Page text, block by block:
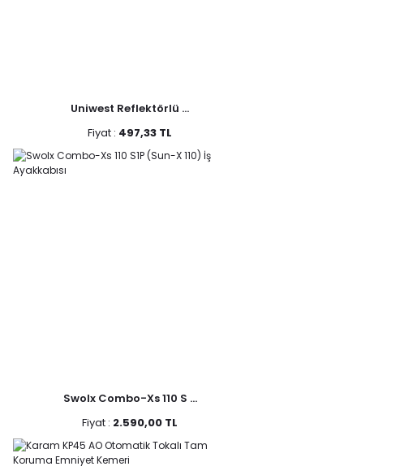
Uniwest Reflektörlü ...
Fiyat : 497,33 TL
Swolx Combo-Xs 110 S ...
Fiyat : 2.590,00 TL